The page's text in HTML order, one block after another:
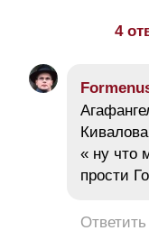
4
« ну что
прости
Ответить